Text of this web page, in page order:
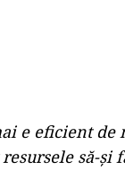
e eficient de
să-